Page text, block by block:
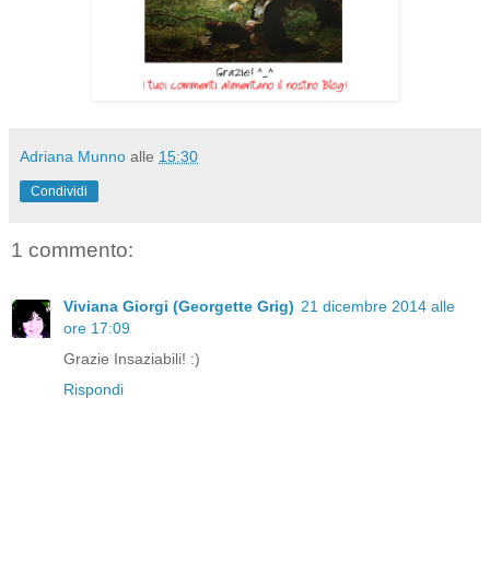
Adriana Munno alle 15:30
Condividi
1 commento:
Viviana Giorgi (Georgette Grig) 21 dicembre 2014 alle
ore 17:09
Grazie Insaziabili! :)
Rispondi